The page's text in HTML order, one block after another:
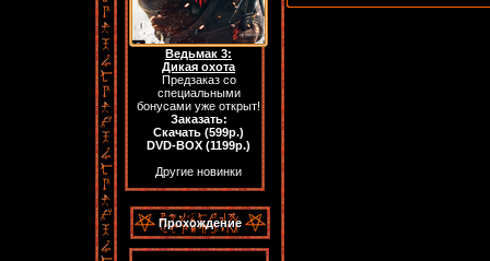
Ведьмак 3:
Дикая охота
Предзаказ со
специальными
бонусами уже открыт!
Заказать:
Скачать (599р.)
DVD-BOX (1199р.)
Другие новинки
Прохождение